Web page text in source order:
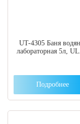
UT-4305 Баня
лабораторная 5л,
Подробнее